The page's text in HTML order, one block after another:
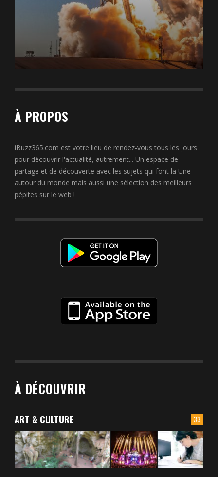
À PROPOS
iBuzz365.com est votre lieu de rendez-vous tous les jours
pour découvrir l'actualité, autrement... Un espace de
partage et de découverte avec les sujets qui font la Une
autour du monde mais aussi une sélection des meilleurs
pépites sur le web !
À DÉCOUVRIR
33
ART & CULTURE